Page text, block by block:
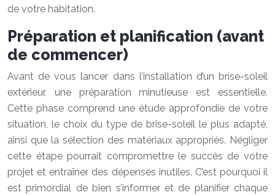
de votre habitation.
Préparation et planification (avant
de commencer)
Avant de vous lancer dans l’installation d’un brise-soleil
extérieur, une préparation minutieuse est essentielle.
Cette phase comprend une étude approfondie de votre
situation, le choix du type de brise-soleil le plus adapté,
ainsi que la sélection des matériaux appropriés. Négliger
cette étape pourrait compromettre le succès de votre
projet et entraîner des dépenses inutiles. C’est pourquoi il
est primordial de bien s’informer et de planifier chaque